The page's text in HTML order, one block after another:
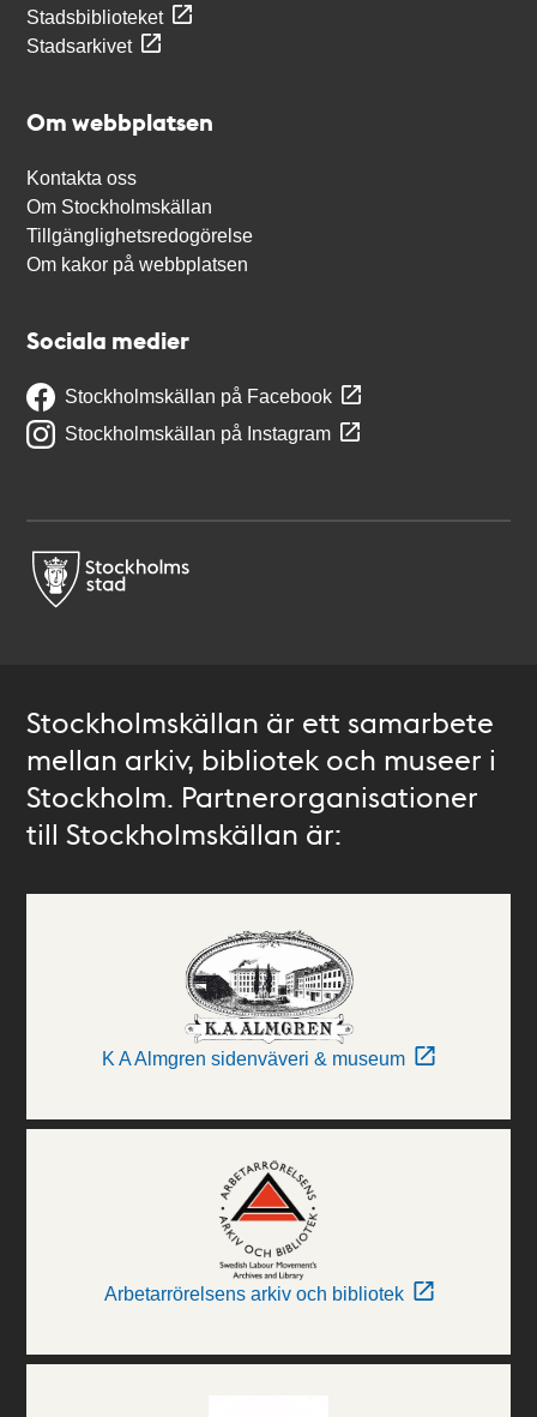
Stadsbiblioteket
Stadsarkivet
Om webbplatsen
Kontakta oss
Om Stockholmskällan
Tillgänglighetsredogörelse
Om kakor på webbplatsen
Sociala medier
Stockholmskällan på Facebook
Stockholmskällan på Instagram
Stockholmskällan är ett samarbete
mellan arkiv, bibliotek och museer i
Stockholm. Partnerorganisationer
till Stockholmskällan är:
K A Almgren sidenväveri & museum
Arbetarrörelsens arkiv och bibliotek